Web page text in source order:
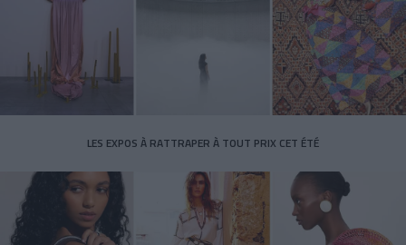
LES EXPOS À RATTRAPER À TOUT PRIX CET ÉTÉ